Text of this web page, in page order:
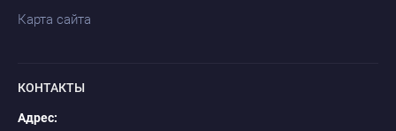
Карта сайта
КОНТАКТЫ
Адрес: